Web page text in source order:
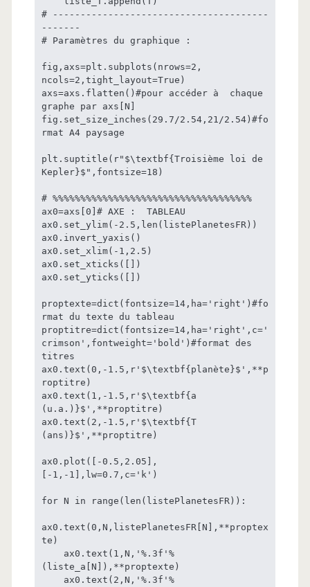
# ---------------------------------------
-------
# Paramètres du graphique :
fig,axs=plt.subplots(nrows=2,
ncols=2,tight_layout=True)
axs=axs.flatten()#pour accéder à  chaque
graphe par axs[N]
fig.set_size_inches(29.7/2.54,21/2.54)#fo
rmat A4 paysage
plt.suptitle(r"$\textbf{Troisième loi de
Kepler}$",fontsize=18)
# %%%%%%%%%%%%%%%%%%%%%%%%%%%%%%%%%%%%
ax0=axs[0]# AXE :  TABLEAU
ax0.set_ylim(-2.5,len(listePlanetesFR))
ax0.invert_yaxis()
ax0.set_xlim(-1,2.5)
ax0.set_xticks([])
ax0.set_yticks([])
proptexte=dict(fontsize=14,ha='right')#fo
rmat du texte du tableau
proptitre=dict(fontsize=14,ha='right',c='
crimson',fontweight='bold')#format des
titres
ax0.text(0,-1.5,r'$\textbf{planète}$',**p
roptitre)
ax0.text(1,-1.5,r'$\textbf{a
(u.a.)}$',**proptitre)
ax0.text(2,-1.5,r'$\textbf{T
(ans)}$',**proptitre)
ax0.plot([-0.5,2.05],
[-1,-1],lw=0.7,c='k')
for N in range(len(listePlanetesFR)):
ax0.text(0,N,listePlanetesFR[N],**proptex
te)
(liste_a[N]),**proptexte)